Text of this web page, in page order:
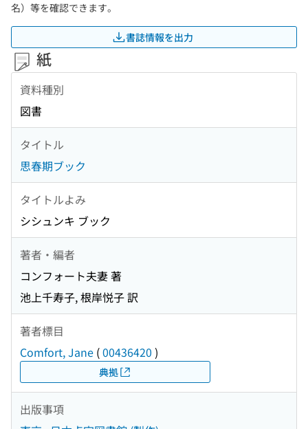
名）等を確認できます。
書誌情報を出力
紙
資料種別
図書
タイトル
思春期ブック
タイトルよみ
シシュンキ ブック
著者・編者
コンフォート夫妻 著
池上千寿子, 根岸悦子 訳
著者標目
Comfort, Jane (00436420 )
典拠
出版事項